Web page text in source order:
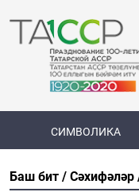
СИМВОЛИКА
Баш бит Сәхифәләр